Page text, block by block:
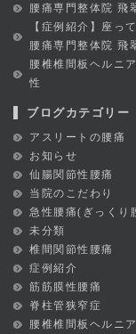
腰痛専門整体院 飛
【症例紹介】座っ
腰痛専門整体院 飛
腰椎椎間板ヘルニ
性
ブログカテゴリー
アスリートの腰痛
お知らせ
仙腸関節性腰痛
当院のこだわり
急性腰痛(ぎっくり
未分類
椎間関節性腰痛
症例紹介
筋筋膜性腰痛
脊柱管狭窄症
腰椎椎間板ヘルニア